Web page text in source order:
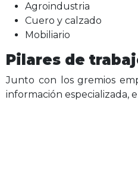
Agroindustria
Cuero y calzado
Mobiliario
Pilares de
Junto con los gremios
información especializada,